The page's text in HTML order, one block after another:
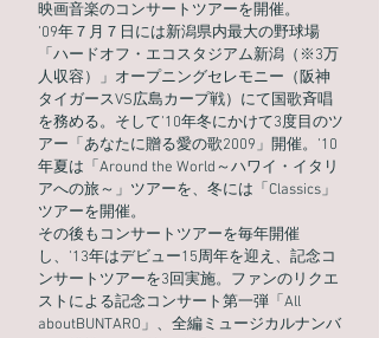
映画音楽のコンサートツアーを開催。
’09年７月７日には新潟県内最大の野球場
「ハードオフ・エコスタジアム新潟（※3万
人収容）」オープニングセレモニー（阪神
タイガースVS広島カープ戦）にて国歌斉唱
を務める。そして’10年冬にかけて3度目のツ
アー「あなたに贈る愛の歌2009」開催。’10
年夏は「Around the World～ハワイ・イタリ
アへの旅～」ツアーを、冬には「Classics」
ツアーを開催。
その後もコンサートツアーを毎年開催
し、’13年はデビュー15周年を迎え、記念コ
ンサートツアーを3回実施。ファンのリクエ
ストによる記念コンサート第一弾「All
aboutBUNTARO」、全編ミュージカルナンバ